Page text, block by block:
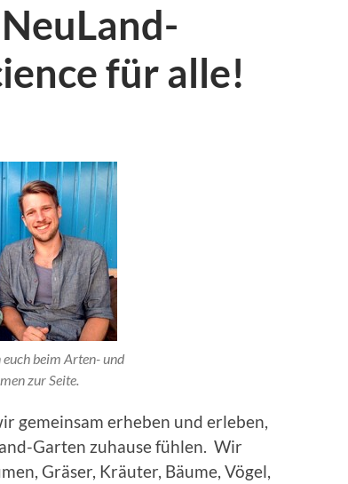
für alle!
beim Arten- und
zur Seite.
gemeinsam erheben und erleben,
Garten zuhause fühlen. Wir
Gräser, Kräuter, Bäume, Vögel,